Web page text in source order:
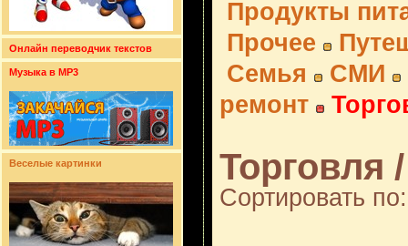
Онлайн переводчик текстов
Музыка в MP3
Веселые картинки
Продукты
Прочее
Семья
СМИ
ремонт
Торговля
Сортировать